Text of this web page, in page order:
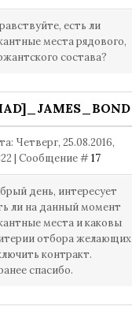
есть ли
места рядового,
состава?
Четверг, 25.08.2016,
| Сообщение #17
день, интересует
ли на данный момент
места и каковы
отбора желающих
контракт.
спасибо.